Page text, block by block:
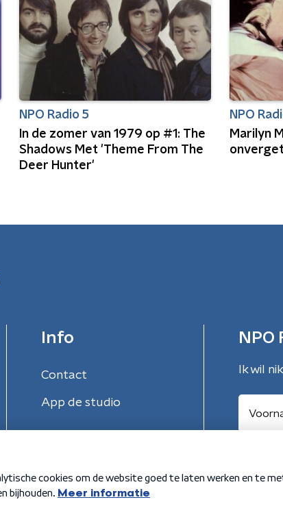
NPO Radio 5
In de zomer van 1979 op #1: The
Shadows Met 'Theme From The
Deer Hunter'
NPO
Marilyn
Info
Contact
App de studio
Ik wil